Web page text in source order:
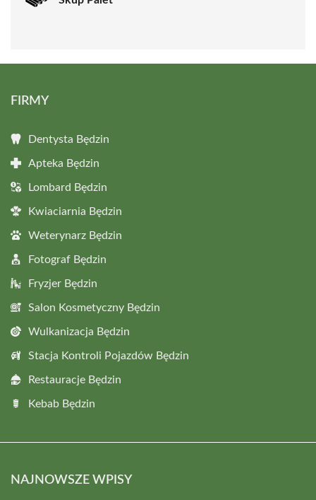
FIRMY
Dentysta Będzin
Apteka Będzin
Lombard Będzin
Kwiaciarnia Będzin
Weterynarz Będzin
Fotograf Będzin
Fryzjer Będzin
Salon Kosmetyczny Będzin
Wulkanizacja Będzin
Stacja Kontroli Pojazdów Będzin
Restauracje Będzin
Kebab Będzin
NAJNOWSZE WPISY